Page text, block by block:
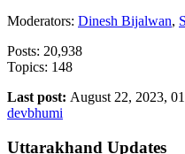
Moderators: Dinesh Bijalwan,
Posts: 20,938
Topics: 148
Last post: August 22, 2023,
devbhumi
Uttarakhand Updates